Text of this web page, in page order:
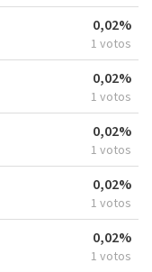
0,02%
1 votos
0,02%
1 votos
0,02%
1 votos
0,02%
1 votos
0,02%
1 votos